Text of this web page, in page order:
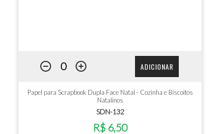
ADICIONAR
Papel para Scrapbook Dupla Face Natal - Cozinha e Biscoitos
Natalinos
SDN-132
R$ 6,50